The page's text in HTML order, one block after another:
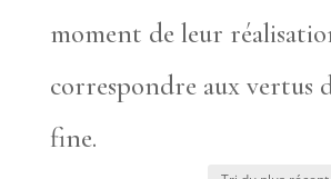
moment de leur
correspondre aux vertus
fine.